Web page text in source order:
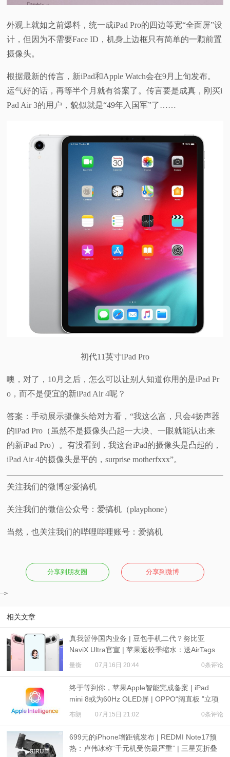
外观上就如之前爆料，统一成iPad Pro的四边等宽“全面屏”设
计，但因为不需要Face ID，机身上边框只有简单的一颗前置
摄像头。
根据最新的传言，新iPad和Apple Watch会在9月上旬发布。
运气好的话，再等半个月就有答案了。传言要是成真，刚买i
Pad Air 3的用户，貌似就是“49年入国军”了……
初代11英寸iPad Pro
噢，对了，10月之后，怎么可以让别人知道你用的是iPad Pr
o，而不是便宜的新iPad Air 4呢？
答案：手动展示摄像头给对方看，“我这么富，只会4扬声器
的iPad Pro（虽然不是摄像头凸起一大块、一眼就能认出来
的新iPad Pro）。有没看到，我这台iPad的摄像头是凸起的，
iPad Air 4的摄像头是平的，surprise motherfxxx”。
关注我们的微博@爱搞机
关注我们的微信公众号：爱搞机（playphone）
当然，也关注我们的哔哩哔哩账号：爱搞机
分享到朋友圈 分享到微博
-->
相关文章
真我暂停国内业务 | 豆包手机二代？努比亚
NaviX Ultra官宣 | 苹果返校季缩水：送AirTags
量衡 07月16日 20:44 0条评论
终于等到你，苹果Apple智能完成备案 | iPad
mini 8或为60Hz OLED屏 | OPPO“阔直板 ”立项
布朗 07月15日 21:02 0条评论
699元的iPhone增距镜发布 | REDMI Note17预
热：卢伟冰称“千元机受伤最严重” | 三星宽折叠